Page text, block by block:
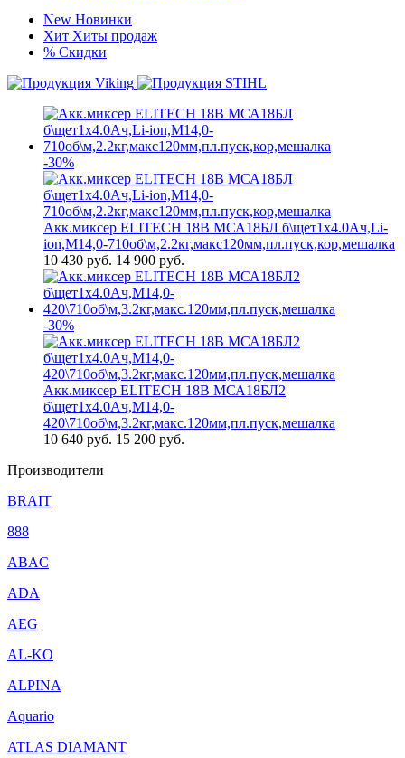
New Новинки
Хит Хиты продаж
% Скидки
-30%
Акк.миксер ELITECH 18В МСА18БЛ б\щет1х4.0Ач,Li-
ion,М14,0-710об\м,2.2кг,макс120мм,пл.пуск,кор,мешалка
10 430 руб. 14 900 руб.
-30%
Акк.миксер ELITECH 18В МСА18БЛ2
б\щет1х4.0Ач,М14,0-
420\710об\м,3.2кг,макс.120мм,пл.пуск,мешалка
10 640 руб. 15 200 руб.
Производители
BRAIT
888
ABAC
ADA
AEG
AL-KO
ALPINA
Aquario
ATLAS DIAMANT